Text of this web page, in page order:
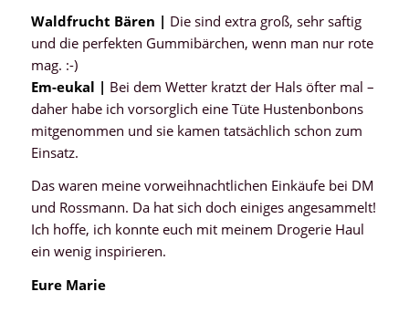
Waldfrucht Bären | Die sind extra groß, sehr saftig
und die perfekten Gummibärchen, wenn man nur rote
mag. :-)
Em-eukal | Bei dem Wetter kratzt der Hals öfter mal –
daher habe ich vorsorglich eine Tüte Hustenbonbons
mitgenommen und sie kamen tatsächlich schon zum
Einsatz.
Das waren meine vorweihnachtlichen Einkäufe bei DM
und Rossmann. Da hat sich doch einiges angesammelt!
Ich hoffe, ich konnte euch mit meinem Drogerie Haul
ein wenig inspirieren.
Eure Marie